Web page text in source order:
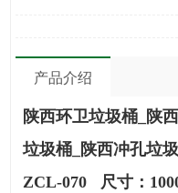
产品介绍
陕西环卫垃圾桶_陕
垃圾桶_陕西冲孔垃
ZCL-070 尺寸：